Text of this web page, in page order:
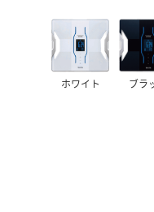
ホワイト ブラ